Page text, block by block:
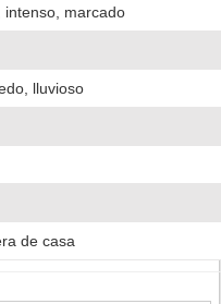
intenso, marcado
lluvioso
de casa